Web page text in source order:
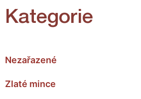
Kategorie
Nezařazené
Zlaté mince